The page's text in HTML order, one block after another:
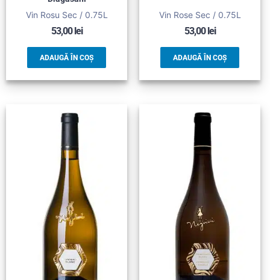
Vin Rosu Sec / 0.75L
53,00lei
ADAUGĂ ÎN COȘ
Vin Rose Sec / 0.75L
53,00lei
ADAUGĂ ÎN COȘ